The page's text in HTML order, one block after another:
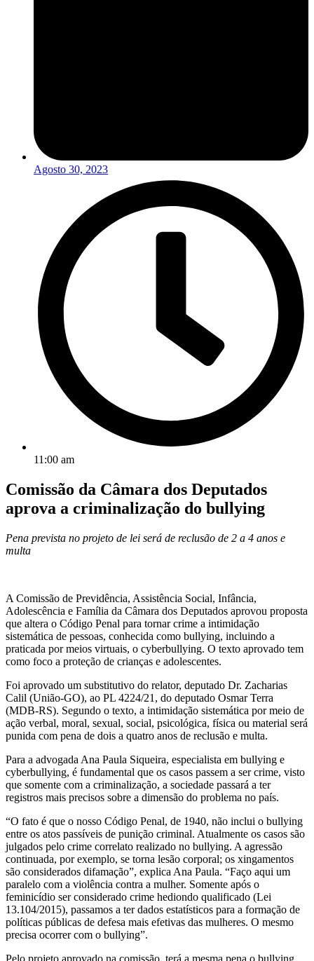
Agosto 30, 2023
11:00 am
Comissão da Câmara dos Deputados
aprova a criminalização do bullying
Pena prevista no projeto de lei será de reclusão de 2 a 4 anos e
multa
A Comissão de Previdência, Assistência Social, Infância,
Adolescência e Família da Câmara dos Deputados aprovou proposta
que altera o Código Penal para tornar crime a intimidação
sistemática de pessoas, conhecida como bullying, incluindo a
praticada por meios virtuais, o cyberbullying. O texto aprovado tem
como foco a proteção de crianças e adolescentes.
Foi aprovado um substitutivo do relator, deputado Dr. Zacharias
Calil (União-GO), ao PL 4224/21, do deputado Osmar Terra
(MDB-RS). Segundo o texto, a intimidação sistemática por meio de
ação verbal, moral, sexual, social, psicológica, física ou material será
punida com pena de dois a quatro anos de reclusão e multa.
Para a advogada Ana Paula Siqueira, especialista em bullying e
cyberbullying, é fundamental que os casos passem a ser crime, visto
que somente com a criminalização, a sociedade passará a ter
registros mais precisos sobre a dimensão do problema no país.
“O fato é que o nosso Código Penal, de 1940, não inclui o bullying
entre os atos passíveis de punição criminal. Atualmente os casos são
julgados pelo crime correlato realizado no bullying. A agressão
continuada, por exemplo, se torna lesão corporal; os xingamentos
são considerados difamação”, explica Ana Paula. “Faço aqui um
paralelo com a violência contra a mulher. Somente após o
feminicídio ser considerado crime hediondo qualificado (Lei
13.104/2015), passamos a ter dados estatísticos para a formação de
políticas públicas de defesa mais efetivas das mulheres. O mesmo
precisa ocorrer com o bullying”.
Pelo projeto aprovado na comissão, terá a mesma pena o bullying